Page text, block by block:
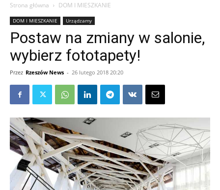
Strona główna DOM I MIESZKANIE
DOM I MIESZKANIE Urządzamy
Postaw na zmiany w salonie,
wybierz fototapety!
Przez Rzeszów News - 26 lutego 2018 20:20